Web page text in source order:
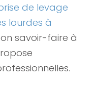
de levage
lourdes à
savoir-faire à